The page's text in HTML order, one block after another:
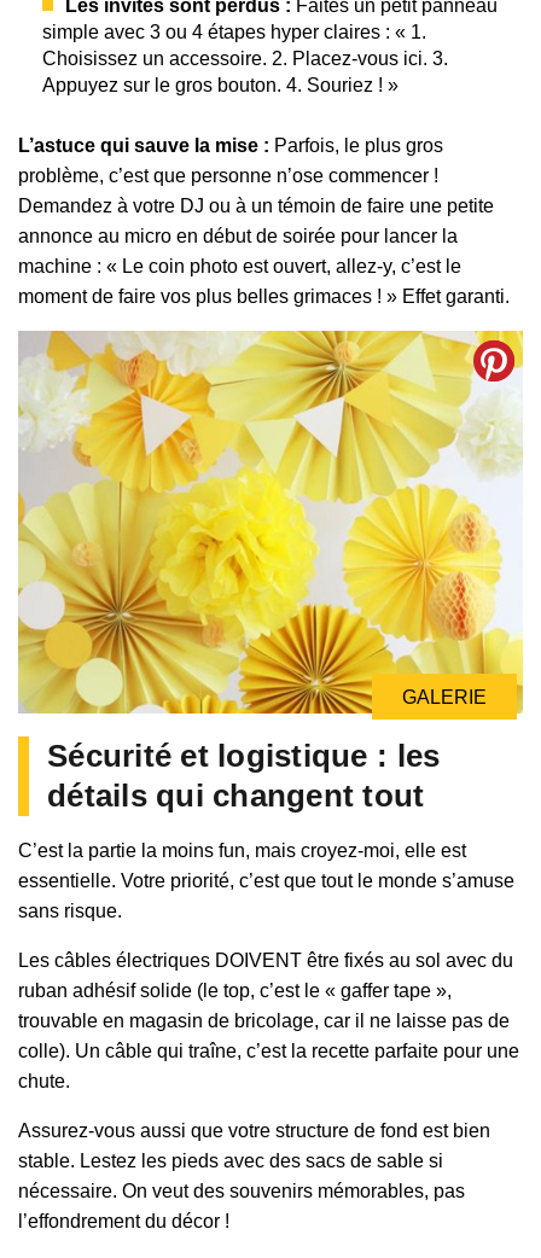
Les invités sont perdus : Faites un petit panneau
simple avec 3 ou 4 étapes hyper claires : « 1.
Choisissez un accessoire. 2. Placez-vous ici. 3.
Appuyez sur le gros bouton. 4. Souriez ! »
L’astuce qui sauve la mise : Parfois, le plus gros
problème, c’est que personne n’ose commencer !
Demandez à votre DJ ou à un témoin de faire une petite
annonce au micro en début de soirée pour lancer la
machine : « Le coin photo est ouvert, allez-y, c’est le
moment de faire vos plus belles grimaces ! » Effet garanti.
GALERIE
Sécurité et logistique : les
détails qui changent tout
C’est la partie la moins fun, mais croyez-moi, elle est
essentielle. Votre priorité, c’est que tout le monde s’amuse
sans risque.
Les câbles électriques DOIVENT être fixés au sol avec du
ruban adhésif solide (le top, c’est le « gaffer tape »,
trouvable en magasin de bricolage, car il ne laisse pas de
colle). Un câble qui traîne, c’est la recette parfaite pour une
chute.
Assurez-vous aussi que votre structure de fond est bien
stable. Lestez les pieds avec des sacs de sable si
nécessaire. On veut des souvenirs mémorables, pas
l’effondrement du décor !